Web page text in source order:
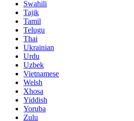
Swahili
Tajik
Tamil
Telugu
Thai
Ukrainian
Urdu
Uzbek
Vietnamese
Welsh
Xhosa
Yiddish
Yoruba
Zulu